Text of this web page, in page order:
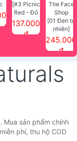
[#3 Picnic
Red - Đỏ
cam] Son
Face
Shop
137.000
đ
[01 Đen tự
nhiên]
Mascara
che phủ
nước lâu
trôi Quick
Shop
245.000
đ
Mua sản phẩm chính
phí, thu hộ COD